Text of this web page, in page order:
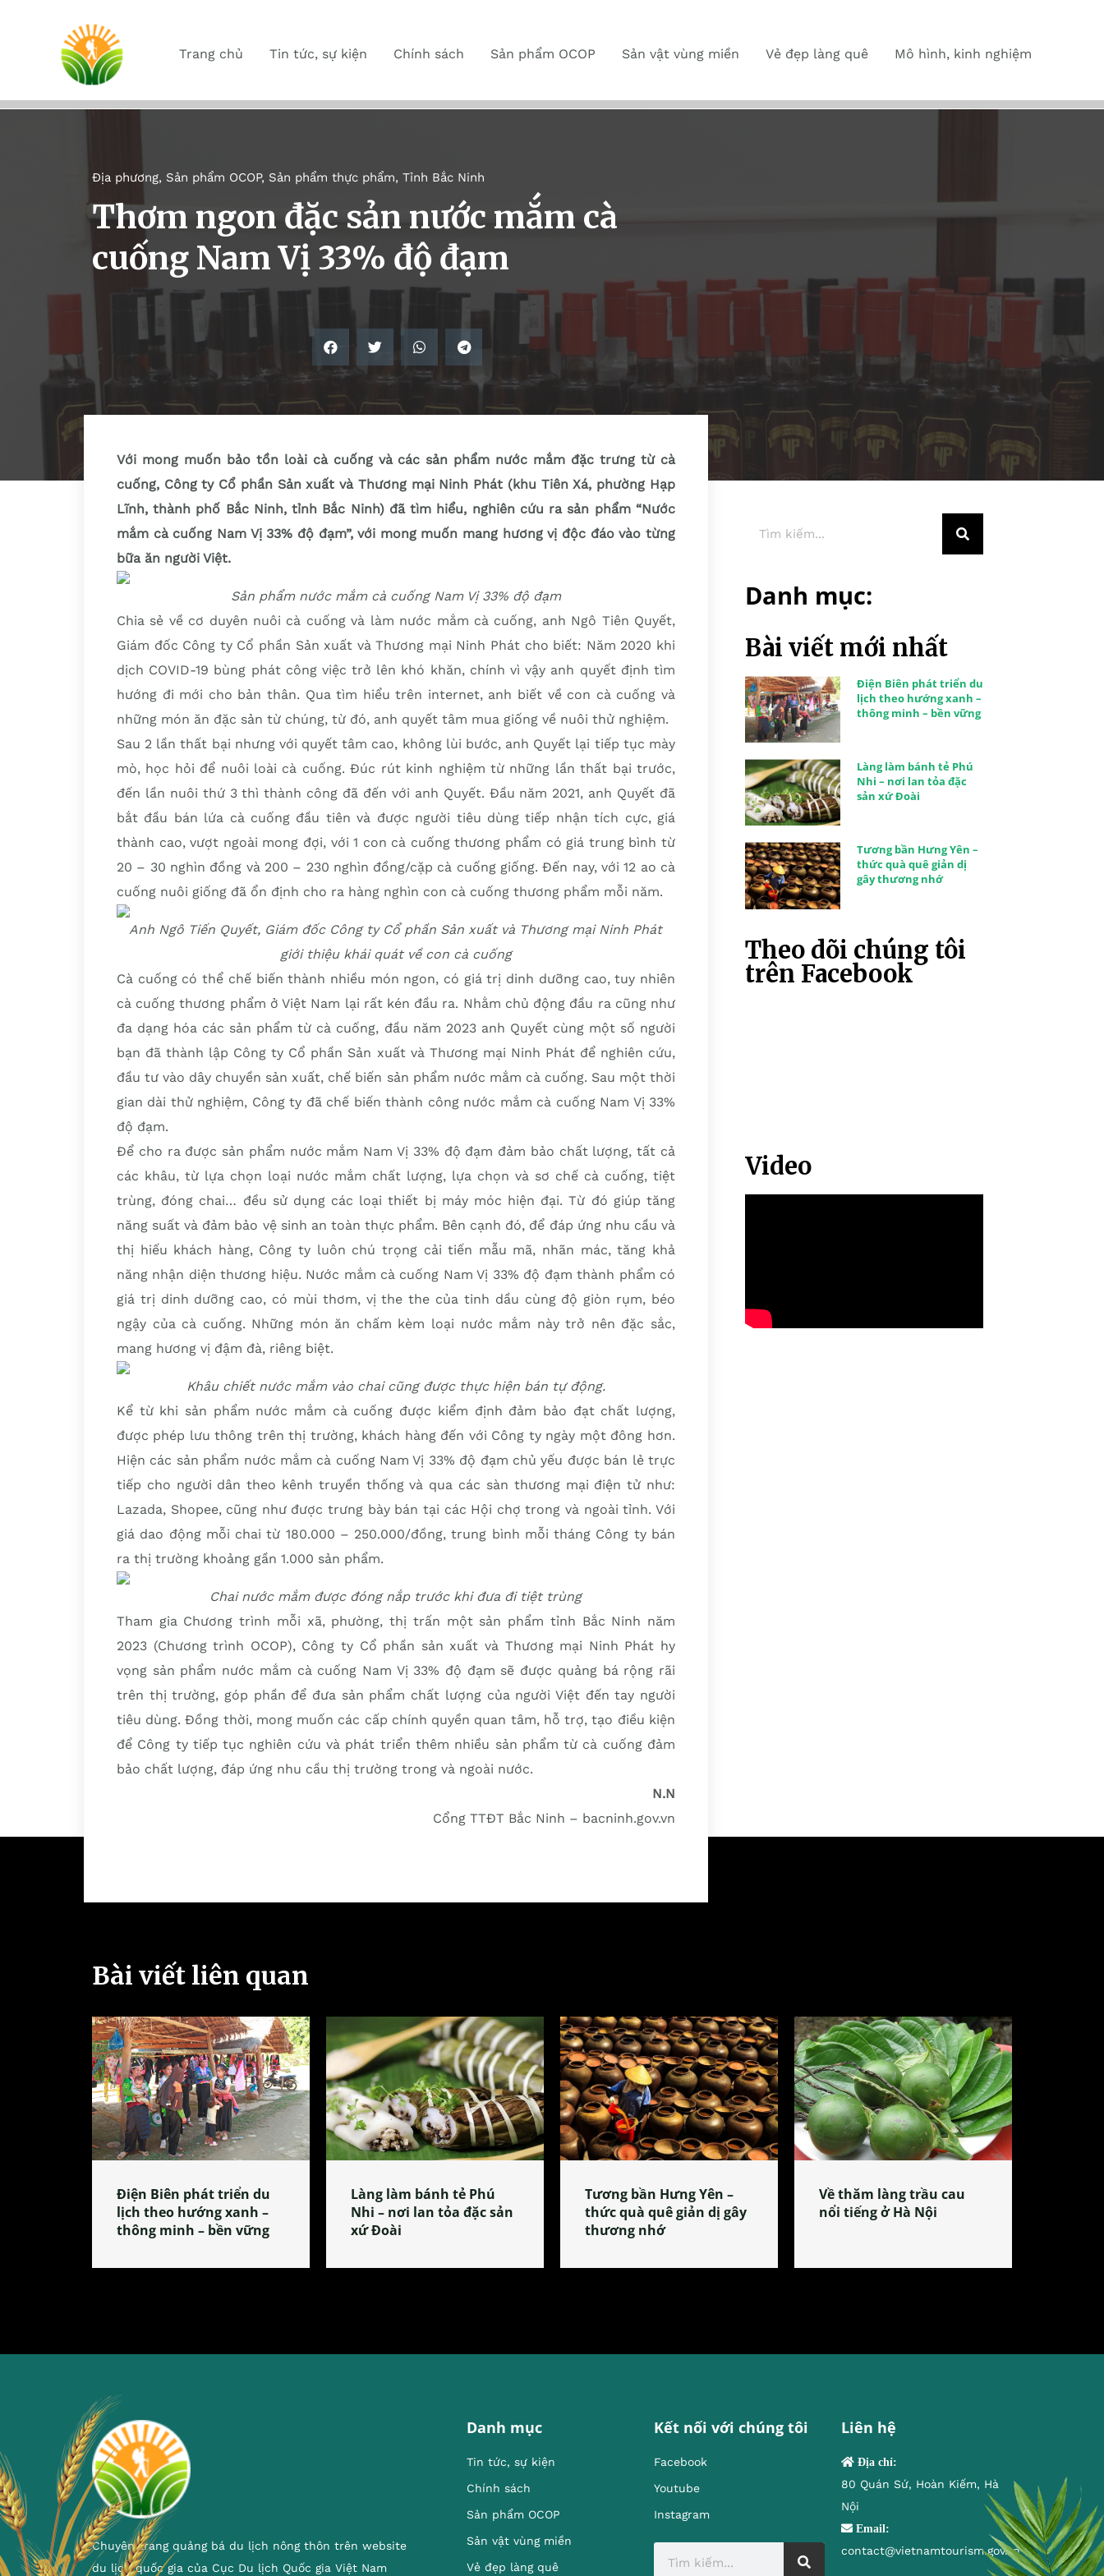
Trang chủ Tin tức, sự kiện Chính sách Sản phẩm OCOP Sản vật vùng miền Vẻ đẹp làng quê Mô hình, kinh nghiệm
Địa phương, Sản phẩm OCOP, Sản phẩm thực phẩm, Tỉnh Bắc Ninh
Thơm ngon đặc sản nước mắm cà
cuống Nam Vị 33% độ đạm
Với mong muốn bảo tồn loài cà cuống và các sản phẩm nước mắm đặc trưng từ cà
cuống, Công ty Cổ phần Sản xuất và Thương mại Ninh Phát (khu Tiên Xá, phường Hạp
Lĩnh, thành phố Bắc Ninh, tỉnh Bắc Ninh) đã tìm hiểu, nghiên cứu ra sản phẩm “Nước
mắm cà cuống Nam Vị 33% độ đạm”, với mong muốn mang hương vị độc đáo vào từng
bữa ăn người Việt.
Sản phẩm nước mắm cà cuống Nam Vị 33% độ đạm
Chia sẻ về cơ duyên nuôi cà cuống và làm nước mắm cà cuống, anh Ngô Tiên Quyết,
Giám đốc Công ty Cổ phần Sản xuất và Thương mại Ninh Phát cho biết: Năm 2020 khi
dịch COVID-19 bùng phát công việc trở lên khó khăn, chính vì vậy anh quyết định tìm
hướng đi mới cho bản thân. Qua tìm hiểu trên internet, anh biết về con cà cuống và
những món ăn đặc sản từ chúng, từ đó, anh quyết tâm mua giống về nuôi thử nghiệm.
Sau 2 lần thất bại nhưng với quyết tâm cao, không lùi bước, anh Quyết lại tiếp tục mày
mò, học hỏi để nuôi loài cà cuống. Đúc rút kinh nghiệm từ những lần thất bại trước,
đến lần nuôi thứ 3 thì thành công đã đến với anh Quyết. Đầu năm 2021, anh Quyết đã
bắt đầu bán lứa cà cuống đầu tiên và được người tiêu dùng tiếp nhận tích cực, giá
thành cao, vượt ngoài mong đợi, với 1 con cà cuống thương phẩm có giá trung bình từ
20 – 30 nghìn đồng và 200 – 230 nghìn đồng/cặp cà cuống giống. Đến nay, với 12 ao cà
cuống nuôi giống đã ổn định cho ra hàng nghìn con cà cuống thương phẩm mỗi năm.
Anh Ngô Tiến Quyết, Giám đốc Công ty Cổ phần Sản xuất và Thương mại Ninh Phát
giới thiệu khái quát về con cà cuống
Cà cuống có thể chế biến thành nhiều món ngon, có giá trị dinh dưỡng cao, tuy nhiên
cà cuống thương phẩm ở Việt Nam lại rất kén đầu ra. Nhằm chủ động đầu ra cũng như
đa dạng hóa các sản phẩm từ cà cuống, đầu năm 2023 anh Quyết cùng một số người
bạn đã thành lập Công ty Cổ phần Sản xuất và Thương mại Ninh Phát để nghiên cứu,
đầu tư vào dây chuyền sản xuất, chế biến sản phẩm nước mắm cà cuống. Sau một thời
gian dài thử nghiệm, Công ty đã chế biến thành công nước mắm cà cuống Nam Vị 33%
độ đạm.
Để cho ra được sản phẩm nước mắm Nam Vị 33% độ đạm đảm bảo chất lượng, tất cả
các khâu, từ lựa chọn loại nước mắm chất lượng, lựa chọn và sơ chế cà cuống, tiệt
trùng, đóng chai… đều sử dụng các loại thiết bị máy móc hiện đại. Từ đó giúp tăng
năng suất và đảm bảo vệ sinh an toàn thực phẩm. Bên cạnh đó, để đáp ứng nhu cầu và
thị hiếu khách hàng, Công ty luôn chú trọng cải tiến mẫu mã, nhãn mác, tăng khả
năng nhận diện thương hiệu. Nước mắm cà cuống Nam Vị 33% độ đạm thành phẩm có
giá trị dinh dưỡng cao, có mùi thơm, vị the the của tinh dầu cùng độ giòn rụm, béo
ngậy của cà cuống. Những món ăn chấm kèm loại nước mắm này trở nên đặc sắc,
mang hương vị đậm đà, riêng biệt.
Khâu chiết nước mắm vào chai cũng được thực hiện bán tự động.
Kể từ khi sản phẩm nước mắm cà cuống được kiểm định đảm bảo đạt chất lượng,
được phép lưu thông trên thị trường, khách hàng đến với Công ty ngày một đông hơn.
Hiện các sản phẩm nước mắm cà cuống Nam Vị 33% độ đạm chủ yếu được bán lẻ trực
tiếp cho người dân theo kênh truyền thống và qua các sàn thương mại điện tử như:
Lazada, Shopee, cũng như được trưng bày bán tại các Hội chợ trong và ngoài tỉnh. Với
giá dao động mỗi chai từ 180.000 – 250.000/đồng, trung bình mỗi tháng Công ty bán
ra thị trường khoảng gần 1.000 sản phẩm.
Chai nước mắm được đóng nắp trước khi đưa đi tiệt trùng
Tham gia Chương trình mỗi xã, phường, thị trấn một sản phẩm tỉnh Bắc Ninh năm
2023 (Chương trình OCOP), Công ty Cổ phần sản xuất và Thương mại Ninh Phát hy
vọng sản phẩm nước mắm cà cuống Nam Vị 33% độ đạm sẽ được quảng bá rộng rãi
trên thị trường, góp phần để đưa sản phẩm chất lượng của người Việt đến tay người
tiêu dùng. Đồng thời, mong muốn các cấp chính quyền quan tâm, hỗ trợ, tạo điều kiện
để Công ty tiếp tục nghiên cứu và phát triển thêm nhiều sản phẩm từ cà cuống đảm
bảo chất lượng, đáp ứng nhu cầu thị trường trong và ngoài nước.
N.N
Cổng TTĐT Bắc Ninh – bacninh.gov.vn
Danh mục:
Bài viết mới nhất
Điện Biên phát triển du
lịch theo hướng xanh –
thông minh – bền vững
Làng làm bánh tẻ Phú
Nhi – nơi lan tỏa đặc
sản xứ Đoài
Tương bần Hưng Yên –
thức quà quê giản dị
gây thương nhớ
Theo dõi chúng tôi
trên Facebook
Video
Bài viết liên quan
Điện Biên phát triển du
lịch theo hướng xanh –
thông minh – bền vững
Làng làm bánh tẻ Phú
Nhi – nơi lan tỏa đặc sản
xứ Đoài
Tương bần Hưng Yên –
thức quà quê giản dị gây
thương nhớ
Về thăm làng trầu cau
nổi tiếng ở Hà Nội
Chuyên trang quảng bá du lịch nông thôn trên website
du lịch quốc gia của Cục Du lịch Quốc gia Việt Nam
Danh mục
Tin tức, sự kiện
Chính sách
Sản phẩm OCOP
Sản vật vùng miền
Vẻ đẹp làng quê
Kết nối với chúng tôi
Facebook
Youtube
Instagram
Liên hệ
Địa chỉ:
80 Quán Sứ, Hoàn Kiếm, Hà
Nội
Email:
contact@vietnamtourism.gov.vn